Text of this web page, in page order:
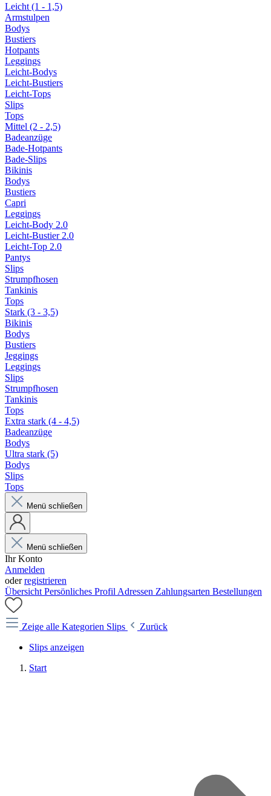
Leicht (1 - 1,5)
Armstulpen
Bodys
Bustiers
Hotpants
Leggings
Leicht-Bodys
Leicht-Bustiers
Leicht-Tops
Slips
Tops
Mittel (2 - 2,5)
Badeanzüge
Bade-Hotpants
Bade-Slips
Bikinis
Bodys
Bustiers
Capri
Leggings
Leicht-Body 2.0
Leicht-Bustier 2.0
Leicht-Top 2.0
Pantys
Slips
Strumpfhosen
Tankinis
Tops
Stark (3 - 3,5)
Bikinis
Bodys
Bustiers
Jeggings
Leggings
Slips
Strumpfhosen
Tankinis
Tops
Extra stark (4 - 4,5)
Badeanzüge
Bodys
Ultra stark (5)
Bodys
Slips
Tops
Menü schließen
Menü schließen
Ihr Konto
Anmelden
oderregistrieren
Übersicht Persönliches Profil Adressen Zahlungsarten Bestellungen
Zeige alle Kategorien Slips
Zurück
Slips anzeigen
Start